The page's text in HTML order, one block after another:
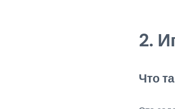
2.
Что